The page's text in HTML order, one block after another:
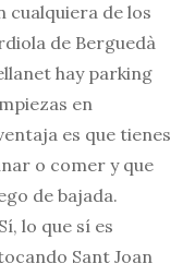
cualquiera de los
de Berguedà
hay parking
en
es que tienes
o comer y que
de bajada.
Sí, lo que sí es
Sant Joan